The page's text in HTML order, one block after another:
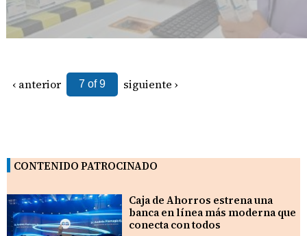
‹ anterior 7 of 9 siguiente ›
CONTENIDO PATROCINADO
Caja de Ahorros estrena una
banca en línea más moderna que
conecta con todos